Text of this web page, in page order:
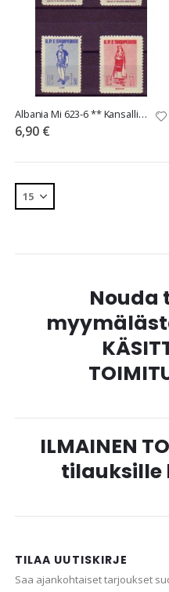
Albania Mi 623-6 ** Kansallispukuja
6,90 €
Nouda
ILMAINEN
tilauksille
TILAA UUTISKIRJE
Saa ajankohtaiset tarjoukset